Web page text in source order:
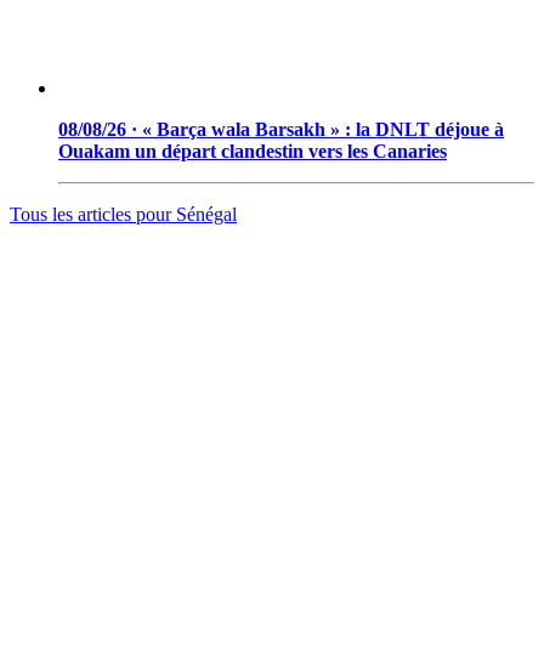
08/08/26 · « Barça wala Barsakh » : la DNLT déjoue à
Ouakam un départ clandestin vers les Canaries
Tous les articles pour Sénégal